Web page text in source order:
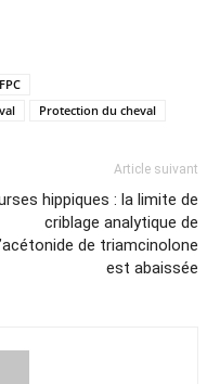
Protection du cheval
Article suivant
hippiques : la limite de
criblage analytique de
de triamcinolone
est abaissée